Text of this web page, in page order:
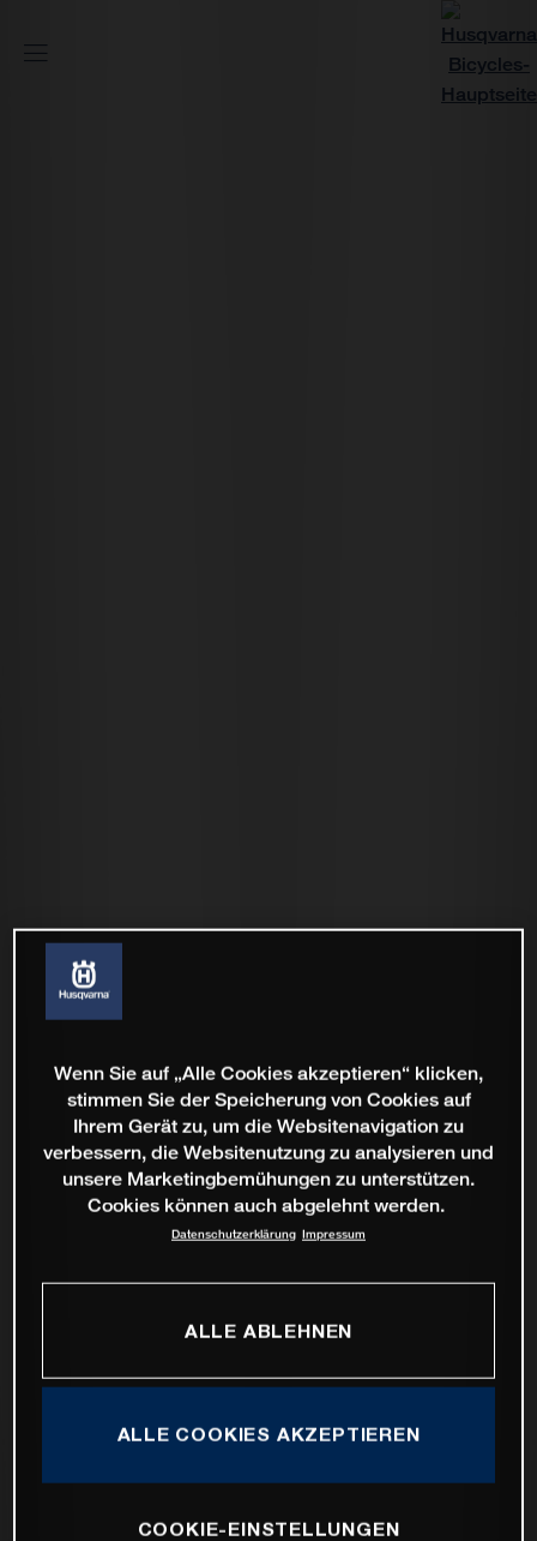
Wenn Sie auf „Alle Cookies akzeptieren“ klicken,
stimmen Sie der Speicherung von Cookies auf
Ihrem Gerät zu, um die Websitenavigation zu
verbessern, die Websitenutzung zu analysieren und
unsere Marketingbemühungen zu unterstützen.
Cookies können auch abgelehnt werden.
Datenschutzerklärung Impressum
ALLE ABLEHNEN
ALLE COOKIES AKZEPTIEREN
COOKIE-EINSTELLUNGEN